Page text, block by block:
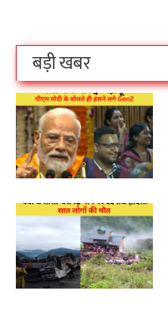
बड़ी खबर